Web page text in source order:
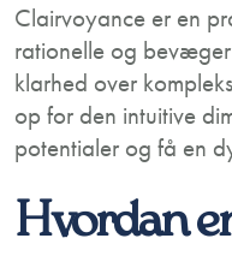
Clairvoyance er en
rationelle og
klarhed over
op for den intuitive
potentialer og få en
Hvordan